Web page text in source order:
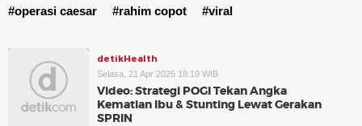
#operasi caesar
#rahim copot #viral
detikHealth
Selasa, 21 Apr 2026 18:19 WIB
Video: Strategi POGI Tekan Angka
Kematian Ibu & Stunting Lewat Gerakan
SPRIN